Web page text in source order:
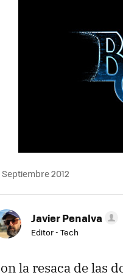
Septiembre 2012
Javier Penalva
Editor - Tech
la resaca de las